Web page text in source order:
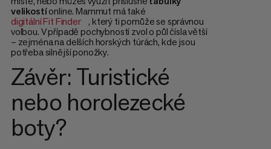
velikostíonline. Mammut má také
digitální Fit Finder , který ti pomůže se správnou
volbou. V případě pochybností zvol o půl čísla větší
– zejména na delších horských túrách, kde jsou
potřeba silnější ponožky.
Závěr: Turistické
nebo horolezecké
boty?